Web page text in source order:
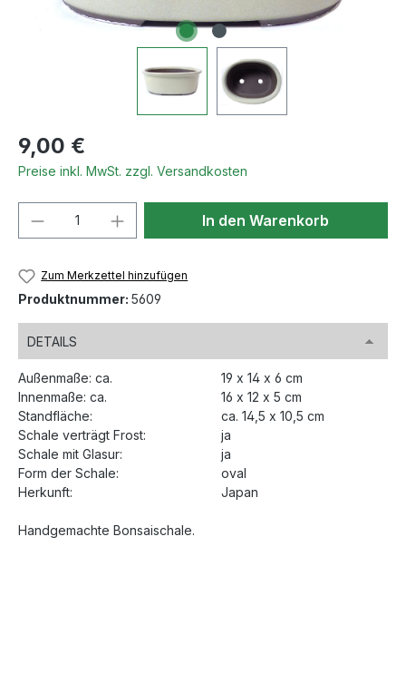
Regulärer Preis:
9,00 €
Preise inkl. MwSt. zzgl. Versandkosten
Produkt Anzahl: Gib denIn den Warenkorb
Zum Merkzettel hinzufügen
Produktnummer: 5609
DETAILS
Außenmaße: ca.
19 x 14 x 6 cm
Innenmaße: ca.
16 x 12 x 5 cm
Standfläche:
ca. 14,5 x 10,5 cm
Schale verträgt Frost:
ja
Schale mit Glasur:
ja
Form der Schale:
oval
Herkunft:
Japan
Handgemachte Bonsaischale.